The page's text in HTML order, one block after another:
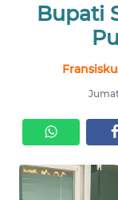
Bupati
UTAMA
SERBA-
SERBI